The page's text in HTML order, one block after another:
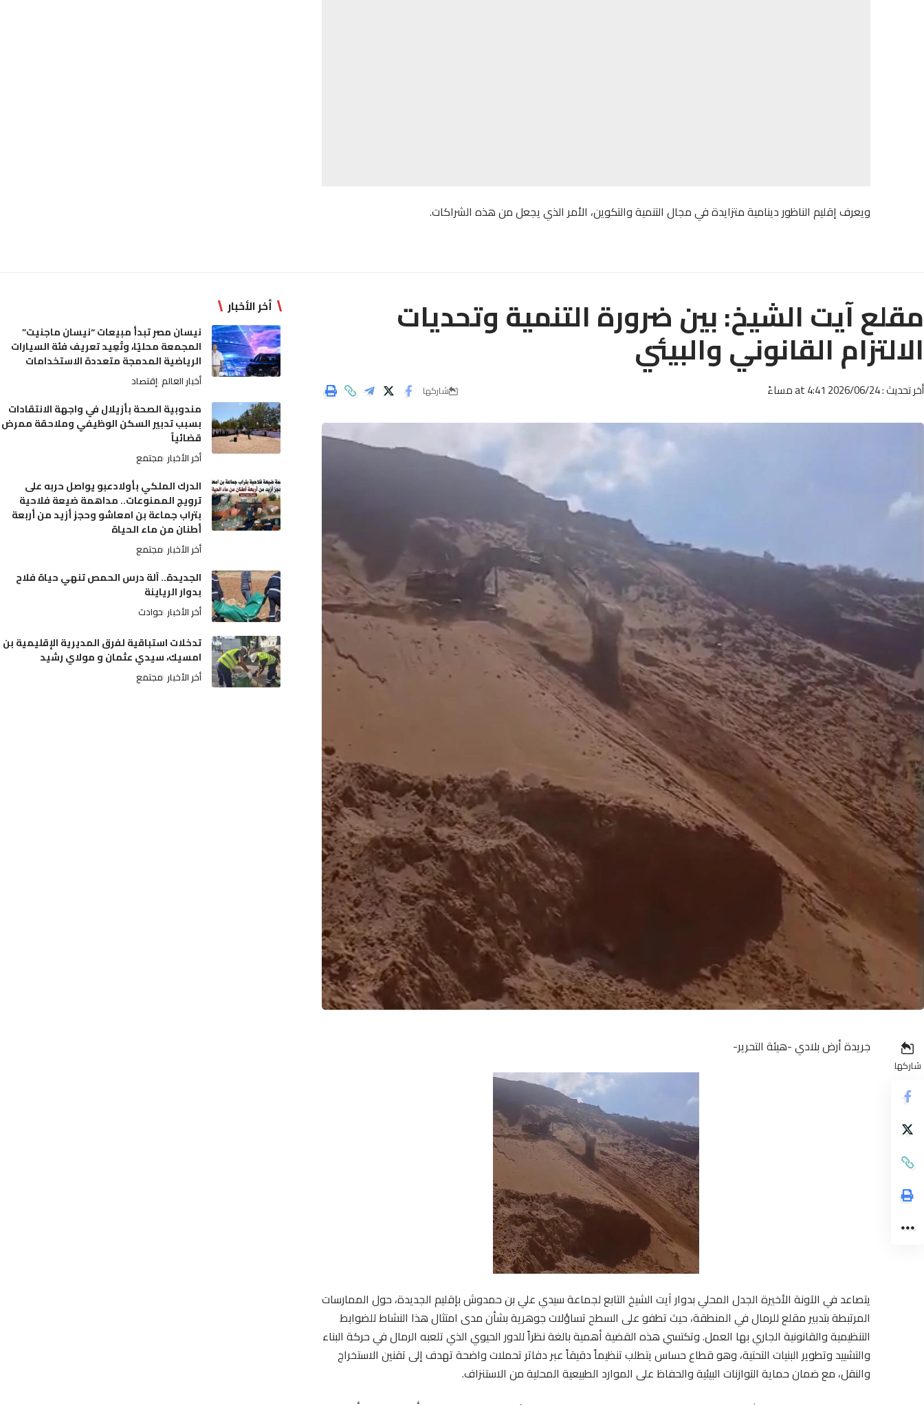
ويعرف إقليم الناظور دينامية متزايدة في مجال التنمية والتكوين، الأمر الذي يجعل من هذه الشراكات.
مقلع آيت الشيخ: بين ضرورة التنمية وتحديات
الالتزام القانوني والبيئي
أخر تحديث : 2026/06/24 at 4:41 مساءً شاركها
شاركها
جريدة أرض بلادي -هيئة التحرير-
يتصاعد في الآونة الأخيرة الجدل المحلي بدوار آيت الشيخ التابع لجماعة سيدي علي بن حمدوش بإقليم الجديدة، حول الممارسات
المرتبطة بتدبير مقلع للرمال في المنطقة، حيث تطفو على السطح تساؤلات جوهرية بشأن مدى امتثال هذا النشاط للضوابط
التنظيمية والقانونية الجاري بها العمل. وتكتسي هذه القضية أهمية بالغة نظراً للدور الحيوي الذي تلعبه الرمال في حركة البناء
والتشييد وتطوير البنيات التحتية، وهو قطاع حساس يتطلب تنظيماً دقيقاً عبر دفاتر تحملات واضحة تهدف إلى تقنين الاستخراج
والنقل، مع ضمان حماية التوازنات البيئية والحفاظ على الموارد الطبيعية المحلية من الاستنزاف.
أخر الأخبار
نيسان مصر تبدأ مبيعات “نيسان ماجنيت”
المجمعة محليًا، وتُعِيد تعريف فئة السيارات
الرياضية المدمجة متعددة الاستخدامات
أخبار العالم إقتصاد
مندوبية الصحة بأزيلال في واجهة الانتقادات
بسبب تدبير السكن الوظيفي وملاحقة ممرض
قضائياً
أخر الأخبار مجتمع
الدرك الملكي بأولادعبو يواصل حربه على
ترويج الممنوعات.. مداهمة ضيعة فلاحية
بتراب جماعة بن امعاشو وحجز أزيد من أربعة
أطنان من ماء الحياة
أخر الأخبار مجتمع
الجديدة.. آلة درس الحمص تنهي حياة فلاح
بدوار الرياينة
أخر الأخبار حوادث
تدخلات استباقية لفرق المديرية الإقليمية بن
امسيك، سيدي عثمان و مولاي رشيد
أخر الأخبار مجتمع